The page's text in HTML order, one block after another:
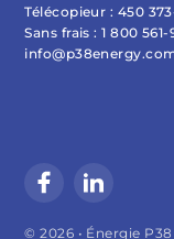
Télécopieur : 450
Sans frais :1 800 561-
© 2026 • Énergie P38